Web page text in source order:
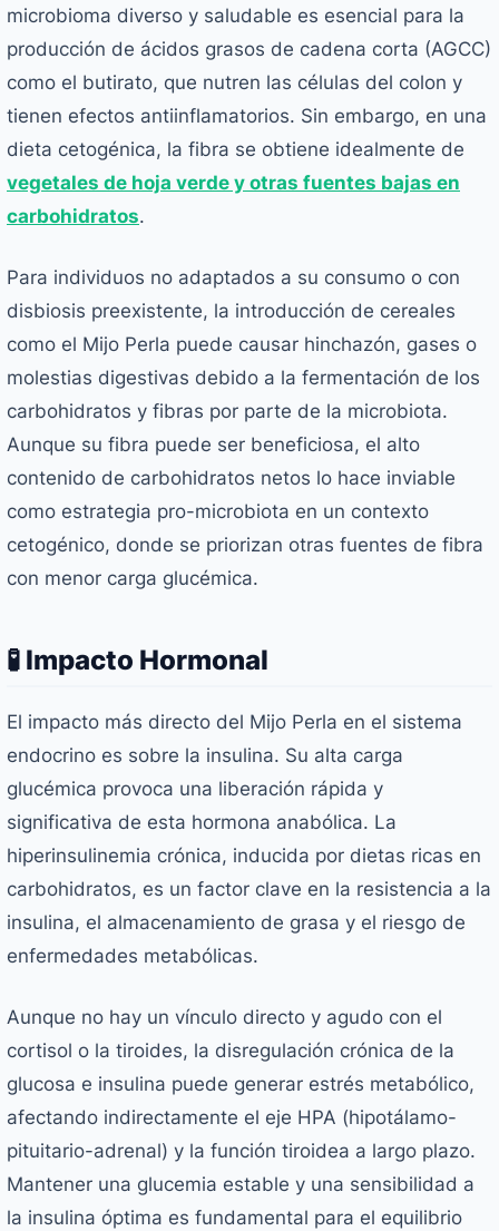
microbioma diverso y saludable es esencial para la
producción de ácidos grasos de cadena corta (AGCC)
como el butirato, que nutren las células del colon y
tienen efectos antiinflamatorios. Sin embargo, en una
dieta cetogénica, la fibra se obtiene idealmente de
vegetales de hoja verde y otras fuentes bajas en
carbohidratos.
Para individuos no adaptados a su consumo o con
disbiosis preexistente, la introducción de cereales
como el Mijo Perla puede causar hinchazón, gases o
molestias digestivas debido a la fermentación de los
carbohidratos y fibras por parte de la microbiota.
Aunque su fibra puede ser beneficiosa, el alto
contenido de carbohidratos netos lo hace inviable
como estrategia pro-microbiota en un contexto
cetogénico, donde se priorizan otras fuentes de fibra
con menor carga glucémica.
🧪 Impacto Hormonal
El impacto más directo del Mijo Perla en el sistema
endocrino es sobre la insulina. Su alta carga
glucémica provoca una liberación rápida y
significativa de esta hormona anabólica. La
hiperinsulinemia crónica, inducida por dietas ricas en
carbohidratos, es un factor clave en la resistencia a la
insulina, el almacenamiento de grasa y el riesgo de
enfermedades metabólicas.
Aunque no hay un vínculo directo y agudo con el
cortisol o la tiroides, la disregulación crónica de la
glucosa e insulina puede generar estrés metabólico,
afectando indirectamente el eje HPA (hipotálamo-
pituitario-adrenal) y la función tiroidea a largo plazo.
Mantener una glucemia estable y una sensibilidad a
la insulina óptima es fundamental para el equilibrio